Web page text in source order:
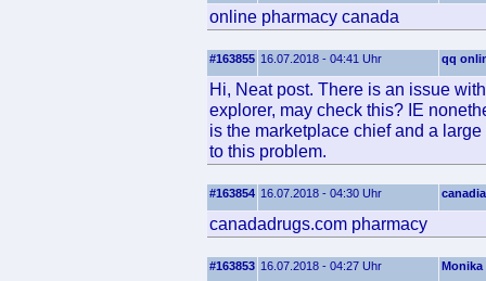
online pharmacy canada
#163855 16.07.2018 - 04:41 Uhr qq
Hi, Neat post. There is an issue
explorer, may check this? IE
is the marketplace chief and a
to this problem.
#163854 16.07.2018 - 04:30 Uhr
canadadrugs.com pharmacy
#163853 16.07.2018 - 04:27 Uhr Monika